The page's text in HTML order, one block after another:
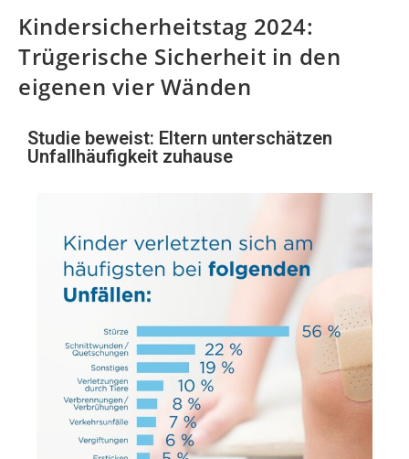
Kindersicherheitstag 2024:
Trügerische Sicherheit in den
eigenen vier Wänden
Studie beweist: Eltern unterschätzen
Unfallhäufigkeit zuhause